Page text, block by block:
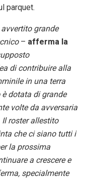
parquet.
grande
– afferma la
di contribuire alla
in una terra
dotata di grande
volte da avversaria
Il roster allestito
che ci siano tutti i
la prossima
a crescere e
specialmente